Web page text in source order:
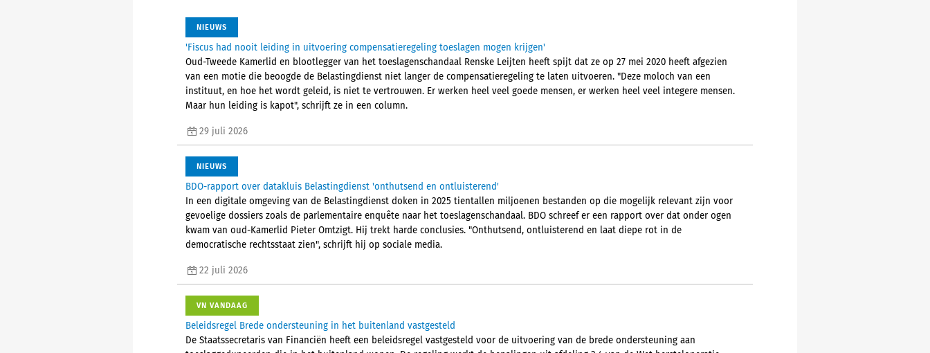
NIEUWS
'Fiscus had nooit leiding in uitvoering compensatieregeling toeslagen mogen krijgen'
Oud-Tweede Kamerlid en blootlegger van het toeslagenschandaal Renske Leijten heeft spijt dat ze op 27 mei 2020 heeft afgezien
van een motie die beoogde de Belastingdienst niet langer de compensatieregeling te laten uitvoeren. "Deze moloch van een
instituut, en hoe het wordt geleid, is niet te vertrouwen. Er werken heel veel goede mensen, er werken heel veel integere mensen.
Maar hun leiding is kapot", schrijft ze in een column.
29 juli 2026
NIEUWS
BDO-rapport over datakluis Belastingdienst 'onthutsend en ontluisterend'
In een digitale omgeving van de Belastingdienst doken in 2025 tientallen miljoenen bestanden op die mogelijk relevant zijn voor
gevoelige dossiers zoals de parlementaire enquête naar het toeslagenschandaal. BDO schreef er een rapport over dat onder ogen
kwam van oud-Kamerlid Pieter Omtzigt. Hij trekt harde conclusies. "Onthutsend, ontluisterend en laat diepe rot in de
democratische rechtsstaat zien", schrijft hij op sociale media.
22 juli 2026
VN VANDAAG
Beleidsregel Brede ondersteuning in het buitenland vastgesteld
De Staatssecretaris van Financiën heeft een beleidsregel vastgesteld voor de uitvoering van de brede ondersteuning aan